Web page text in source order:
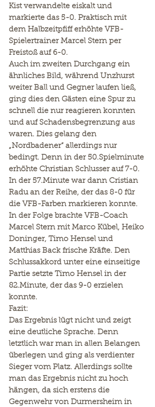
Kist verwandelte eiskalt und
markierte das 5-0. Praktisch mit
dem Halbzeitpfiff erhöhte VFB-
Spielertrainer Marcel Stern per
Freistoß auf 6-0.
Auch im zweiten Durchgang ein
ähnliches Bild, während Unzhurst
weiter Ball und Gegner laufen ließ,
ging dies den Gästen eine Spur zu
schnell die nur reagieren konnten
und auf Schadensbegrenzung aus
waren. Dies gelang den
„Nordbadener“ allerdings nur
bedingt. Denn in der 50.Spielminute
erhöhte Christian Schlusser auf 7-0.
In der 57.Minute war dann Cristian
Radu an der Reihe, der das 8-0 für
die VFB-Farben markieren konnte.
In der Folge brachte VFB-Coach
Marcel Stern mit Marco Kübel, Heiko
Doninger, Timo Hensel und
Matthias Back frische Kräfte. Den
Schlussakkord unter eine einseitige
Partie setzte Timo Hensel in der
82.Minute, der das 9-0 erzielen
konnte.
Fazit:
Das Ergebnis lügt nicht und zeigt
eine deutliche Sprache. Denn
letztlich war man in allen Belangen
überlegen und ging als verdienter
Sieger vom Platz. Allerdings sollte
man das Ergebnis nicht zu hoch
hängen, da sich erstens die
Gegenwehr von Durmersheim in